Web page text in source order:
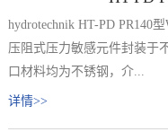
hydrotechnik HT-PD PR140
压阻式压力敏感元件封装于
口材料均为不锈钢，介...
详情>>